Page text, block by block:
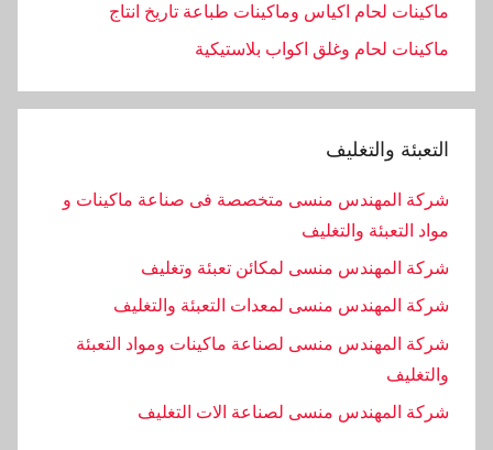
ماكينات لحام اكياس وماكينات طباعة تاريخ انتاج
ماكينات لحام وغلق اكواب بلاستيكية
التعبئة والتغليف
شركة المهندس منسى متخصصة فى صناعة ماكينات و
مواد التعبئة والتغليف
شركة المهندس منسى لمكائن تعبئة وتغليف
شركة المهندس منسى لمعدات التعبئة والتغليف
شركة المهندس منسى لصناعة ماكينات ومواد التعبئة
والتغليف
‏شركة المهندس منسى لصناعة الات التغليف